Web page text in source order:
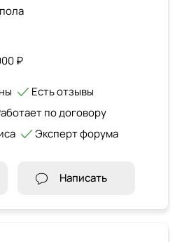
₽
Есть отзывы
по договору
Эксперт форума
Написать